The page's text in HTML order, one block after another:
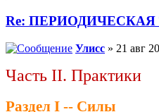
Re:
Улисс » 21 авг
Часть II. Практики
Раздел I -- Силы